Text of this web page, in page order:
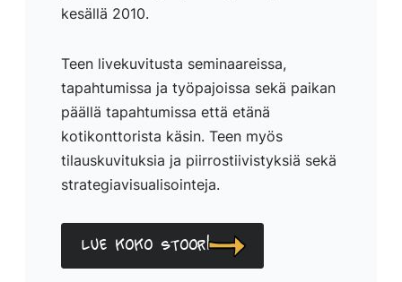
kesällä 2010.
Teen livekuvitusta seminaareissa,
tapahtumissa ja työpajoissa sekä paikan
päällä tapahtumissa että etänä
kotikonttorista käsin. Teen myös
tilauskuvituksia ja piirrostiivistyksiä sekä
strategiavisualisointeja.
Lue koko stoori